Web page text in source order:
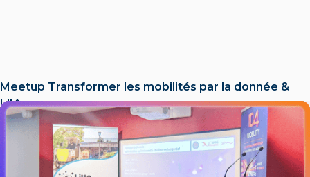
Meetup Transformer les mobilités par la donnée &
L'IA​
LIRE L'ACTU